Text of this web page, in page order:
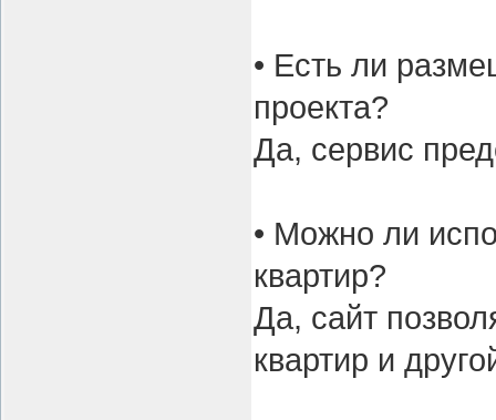
• Есть ли
проекта?
Да, сервис
• Можно ли
квартир?
Да, сайт
квартир и